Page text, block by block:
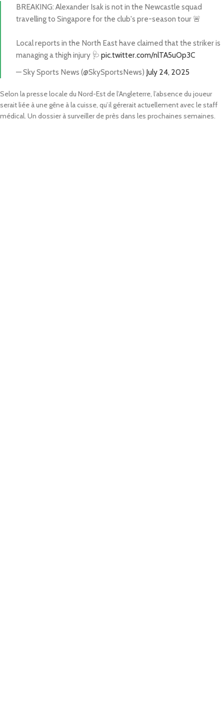
BREAKING: Alexander Isak is not in the Newcastle squad
travelling to Singapore for the club's pre-season tour 🚨
Local reports in the North East have claimed that the striker is
managing a thigh injury 🩺 pic.twitter.com/nlTA5uOp3C
— Sky Sports News (@SkySportsNews) July 24, 2025
Selon la presse locale du Nord-Est de l’Angleterre, l’absence du joueur
serait liée à une gêne à la cuisse, qu’il gérerait actuellement avec le staff
médical. Un dossier à surveiller de près dans les prochaines semaines.